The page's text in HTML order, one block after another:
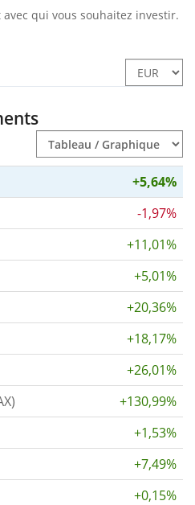
qui vous souhaitez investir.
+5,64%
-1,97%
+11,01%
+5,01%
+20,36%
+18,17%
+26,01%
+130,99%
+1,53%
+7,49%
+0,15%